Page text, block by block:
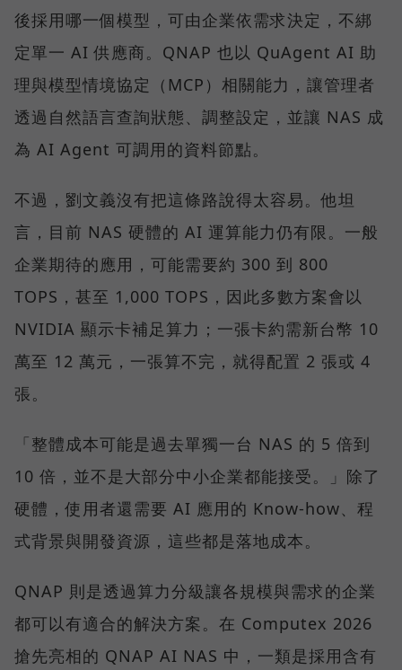
後採用哪一個模型，可由企業依需求決定，不綁
定單一 AI 供應商。QNAP 也以 QuAgent AI 助
理與模型情境協定（MCP）相關能力，讓管理者
透過自然語言查詢狀態、調整設定，並讓 NAS 成
為 AI Agent 可調用的資料節點。
不過，劉文義沒有把這條路說得太容易。他坦
言，目前 NAS 硬體的 AI 運算能力仍有限。一般
企業期待的應用，可能需要約 300 到 800
TOPS，甚至 1,000 TOPS，因此多數方案會以
NVIDIA 顯示卡補足算力；一張卡約需新台幣 10
萬至 12 萬元，一張算不完，就得配置 2 張或 4
張。
「整體成本可能是過去單獨一台 NAS 的 5 倍到
10 倍，並不是大部分中小企業都能接受。」除了
硬體，使用者還需要 AI 應用的 Know-how、程
式背景與開發資源，這些都是落地成本。
QNAP 則是透過算力分級讓各規模與需求的企業
都可以有適合的解決方案。在 Computex 2026
搶先亮相的 QNAP AI NAS 中，一類是採用含有